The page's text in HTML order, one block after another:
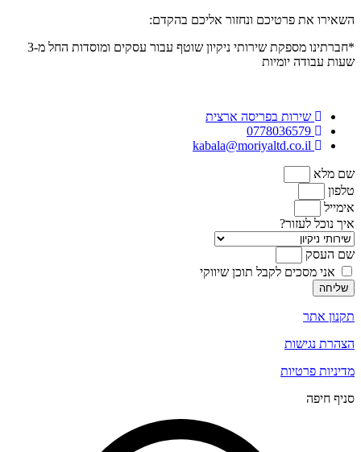
השאירו את פרטיכם ונחזור אליכם בהקדם:
*חברתינו מספקת שירותי ניקיון שוטף עבור עסקים ומוסדות
החל מ-3
שעות עבודה יומיות
שירות בפריסה ארצית
0778036579
kabala@moriyaltd.co.il
שם מלא
טלפון
אימייל
איך נוכל לעזור?
שם העסק
אני מסכים לקבל תוכן שיווקי
שליחה
תקנון אתר
הצהרת נגישות
מדיניות פרטיות
סניף חיפה